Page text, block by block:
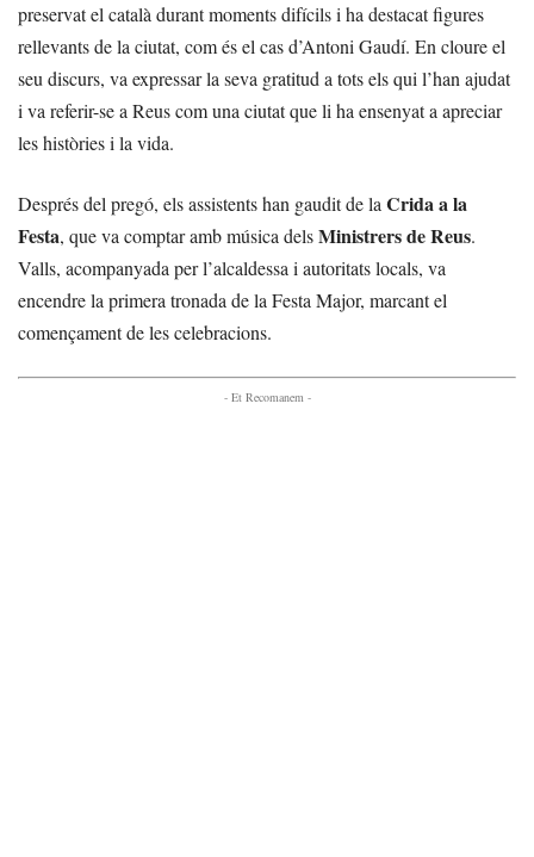
preservat el català durant moments difícils i ha destacat figures
rellevants de la ciutat, com és el cas d’Antoni Gaudí. En cloure el
seu discurs, va expressar la seva gratitud a tots els qui l’han ajudat
i va referir-se a Reus com una ciutat que li ha ensenyat a apreciar
les històries i la vida.
Després del pregó, els assistents han gaudit de la Crida a la
Festa, que va comptar amb música delsMinistrers de Reus.
Valls, acompanyada per l’alcaldessa i autoritats locals, va
encendre la primera tronada de la Festa Major, marcant el
començament de les celebracions.
- Et Recomanem -